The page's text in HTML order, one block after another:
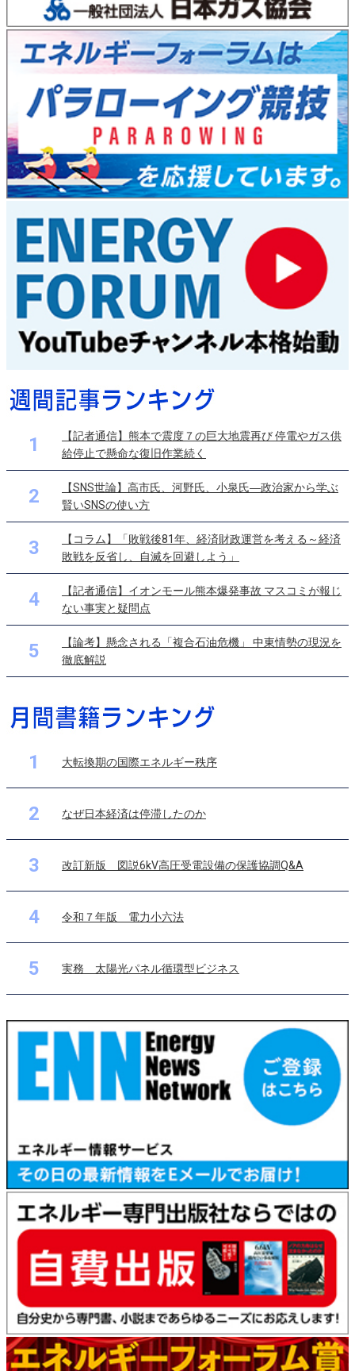
1
【記者通信】熊本で震度７の巨大地震再び 停電やガス供
給停止で懸命な復旧作業続く
2
【SNS世論】高市氏、河野氏、小泉氏―政治家から学ぶ
賢いSNSの使い方
3
【コラム】「敗戦後81年、経済財政運営を考える～経済
敗戦を反省し、自滅を回避しよう」
4
【記者通信】イオンモール熊本爆発事故 マスコミが報じ
ない事実と疑問点
5
【論考】懸念される「複合石油危機」 中東情勢の現況を
徹底解説
1 大転換期の国際エネルギー秩序
2 なぜ日本経済は停滞したのか
3 改訂新版 図説6kV高圧受電設備の保護協調Q&A
4 令和７年版 電力小六法
5 実務 太陽光パネル循環型ビジネス